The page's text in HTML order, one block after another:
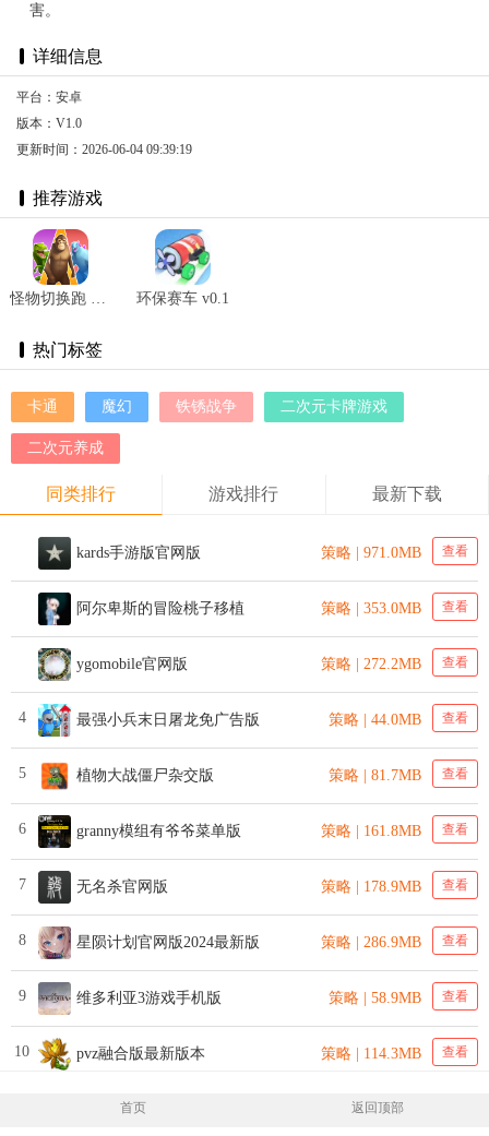
害。
详细信息
平台：安卓
版本：V1.0
更新时间：2026-06-04 09:39:19
推荐游戏
环保赛车 v0.1
热门标签
卡通 魔幻 铁锈战争 二次元卡牌游戏
二次元养成
同类排行 游戏排行 最新下载
kards手游版官网版 策略 | 971.0MB 查看
阿尔卑斯的冒险桃子移植 策略 | 353.0MB 查看
ygomobile官网版 策略 | 272.2MB 查看
4 最强小兵末日屠龙免广告版 策略 | 44.0MB 查看
5 植物大战僵尸杂交版 策略 | 81.7MB 查看
6 granny模组有爷爷菜单版 策略 | 161.8MB 查看
7 无名杀官网版 策略 | 178.9MB 查看
8 星陨计划官网版2024最新版 策略 | 286.9MB 查看
9 维多利亚3游戏手机版 策略 | 58.9MB 查看
10 pvz融合版最新版本 策略 | 114.3MB 查看
首页 返回顶部